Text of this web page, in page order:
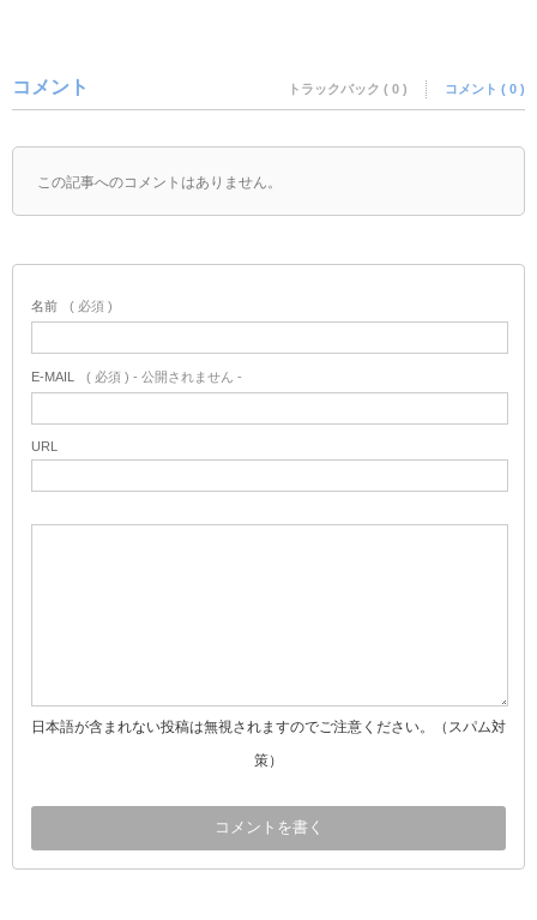
コメント トラックバック ( 0 ) コメント ( 0 )
この記事へのコメントはありません。
名前 ( 必須 )
E-MAIL ( 必須 ) - 公開されません -
URL
日本語が含まれない投稿は無視されますのでご注意ください。（スパム対
策）